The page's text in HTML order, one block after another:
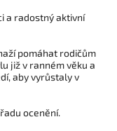
a radostný aktivní
pomáhat rodičům
již v ranném věku a
aby vyrůstaly v
ocenění.